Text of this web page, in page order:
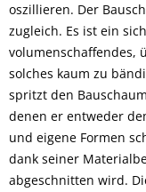
oszillieren. Der
zugleich. Es ist ein
volumenschaffendes,
solches kaum zu
spritzt den
denen er entweder
und eigene Formen
dank seiner
abgeschnitten wird.